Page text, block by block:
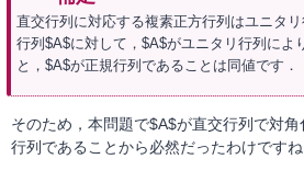
直交行列に対応する複素正方行列はユニタ
行列$A$に対して，$A$がユニタリ行列によ
と，$A$が正規行列であることは同値です．
そのため，本問題で$A$が直交行列で対
行列であることから必然だったわけですね